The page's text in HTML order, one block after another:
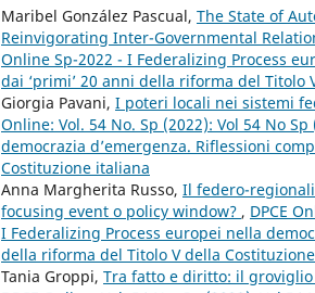
Maribel González Pascual, The State of
Reinvigorating Inter-Governmental
Online Sp-2022 - I Federalizing Process
dai ‘primi’ 20 anni della riforma del Titolo
Giorgia Pavani, I poteri locali nei sistemi
Online: Vol. 54 No. Sp (2022): Vol 54 No
democrazia d’emergenza. Riflessioni
Costituzione italiana
Anna Margherita Russo, Il federo-
focusing event o policy window? , DPCE
I Federalizing Process europei nella
della riforma del Titolo V della
Tania Groppi, Tra fatto e diritto: il groviglio